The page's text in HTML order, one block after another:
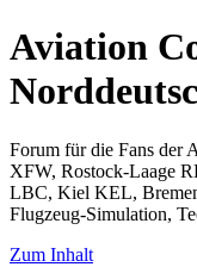
Aviation
Forum für die Fans der
XFW, Rostock-Laage
LBC, Kiel KEL,
Flugzeug-Simulation,
Zum Inhalt